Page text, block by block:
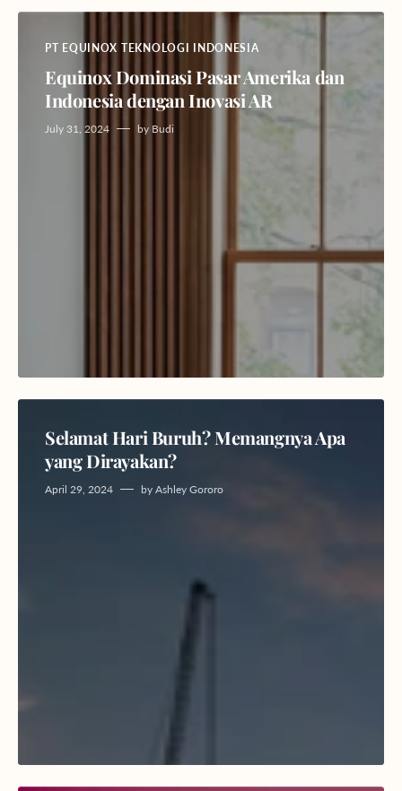
PT EQUINOX TEKNOLOGI INDONESIA
Equinox Dominasi Pasar Amerika dan
Indonesia dengan Inovasi AR
July 31, 2024 by Budi
Selamat Hari Buruh? Memangnya Apa
yang Dirayakan?
April 29, 2024 by Ashley Gororo